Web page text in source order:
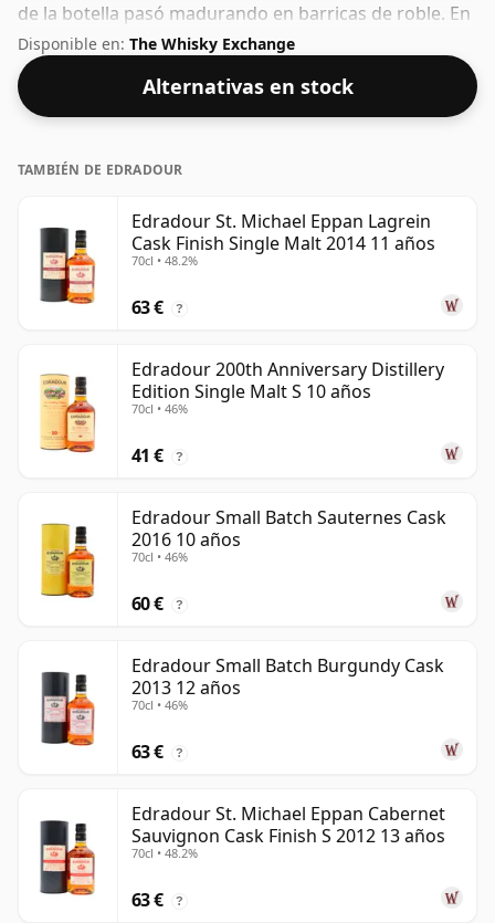
de la botella pasó madurando en barricas de roble. En
el caso de este Whisky Escocés de Edradour tiene 11
años. Tus ojos no te engañan, la botella es de 50cl.
Disponible en: The Whisky Exchange
Alternativas en stock
TAMBIÉN DE EDRADOUR
Edradour St. Michael Eppan Lagrein
Cask Finish Single Malt 2014 11 años
70cl • 48.2%
63 € ?
Edradour 200th Anniversary Distillery
Edition Single Malt S 10 años
70cl • 46%
41 € ?
Edradour Small Batch Sauternes Cask
2016 10 años
70cl • 46%
60 € ?
Edradour Small Batch Burgundy Cask
2013 12 años
70cl • 46%
63 € ?
Edradour St. Michael Eppan Cabernet
Sauvignon Cask Finish S 2012 13 años
70cl • 48.2%
63 € ?